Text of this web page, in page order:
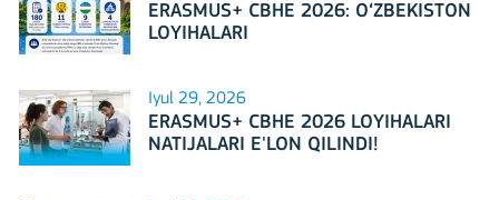
ERASMUS+ CBHE 2026: O‘ZBEKISTON
LOYIHALARI
Iyul 29, 2026
ERASMUS+ CBHE 2026 LOYIHALARI
NATIJALARI E'LON QILINDI!